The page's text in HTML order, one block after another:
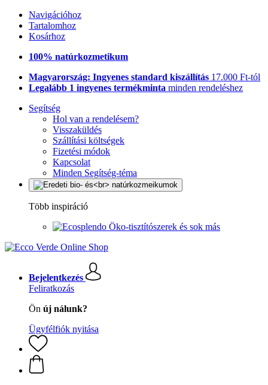
Navigációhoz
Tartalomhoz
Kosárhoz
100% natúrkozmetikum
Magyarország: Ingyenes standard kiszállítás 17.000 Ft-tól
Legalább 1 ingyenes termékminta minden rendeléshez
Segítség
Hol van a rendelésem?
Visszaküldés
Szállítási költségek
Fizetési módok
Kapcsolat
Minden Segítség-téma
Több inspiráció
Öko-tisztítószerek és sok más
Bejelentkezés
Feliratkozás
Ön új nálunk?
Ügyfélfiók nyitása